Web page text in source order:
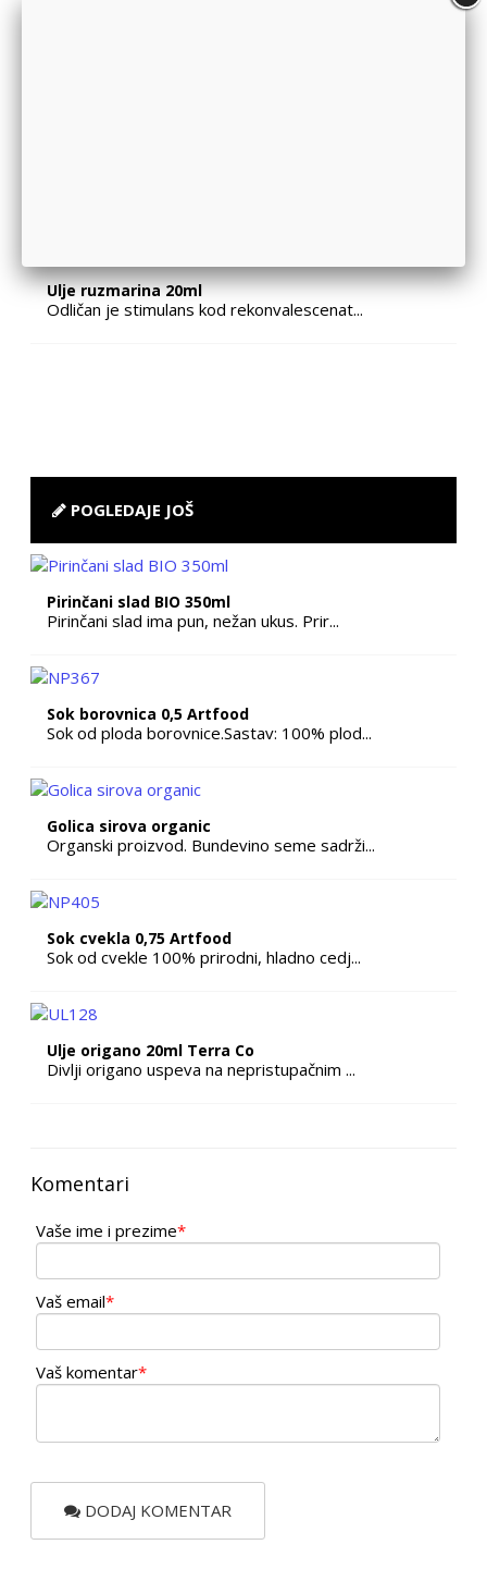
Ulje ruzmarina 20ml
Odličan je stimulans kod rekonvalescenat...
POGLEDAJE JOŠ
Pirinčani slad BIO 350ml
Pirinčani slad ima pun, nežan ukus. Prir...
Sok borovnica 0,5 Artfood
Sok od ploda borovnice.Sastav: 100% plod...
Golica sirova organic
Organski proizvod. Bundevino seme sadrži...
Sok cvekla 0,75 Artfood
Sok od cvekle 100% prirodni, hladno cedj...
Ulje origano 20ml Terra Co
Divlji origano uspeva na nepristupačnim ...
Komentari
Vaše ime i prezime*
Vaš email*
Vaš komentar*
DODAJ KOMENTAR